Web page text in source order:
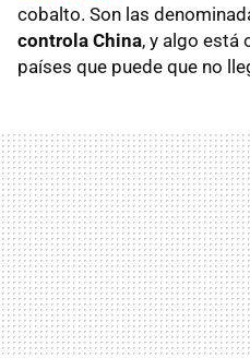
cobalto. Son las
controla China, y algo está
países que puede que no